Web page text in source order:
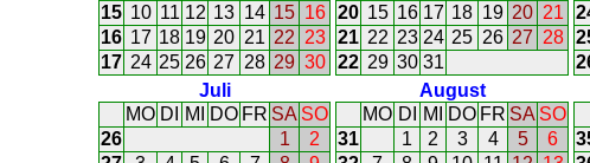
15 10 11 12 13 14 15 16
16 17 18 19 20 21 22 23
17 24 25 26 27 28 29 30
20 15 16 17 18 19 20 21
21 22 23 24 25 26 27 28
22 29 30 31
Juli
MO DI MI DO FR SA SO
26
1
2
August
MO DI MI DO FR SA SO
31
1 2 3 4 5
6